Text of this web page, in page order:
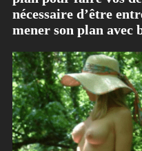
nécessaire d’être
mener son plan avec